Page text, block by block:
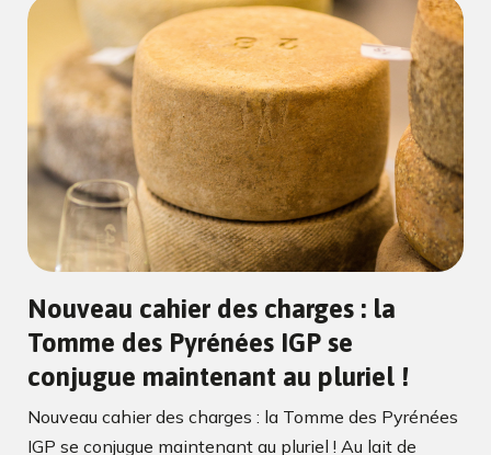
Nouveau cahier des charges : la
Tomme des Pyrénées IGP se
conjugue maintenant au pluriel !
Nouveau cahier des charges : la Tomme des Pyrénées
IGP se conjugue maintenant au pluriel ! Au lait de